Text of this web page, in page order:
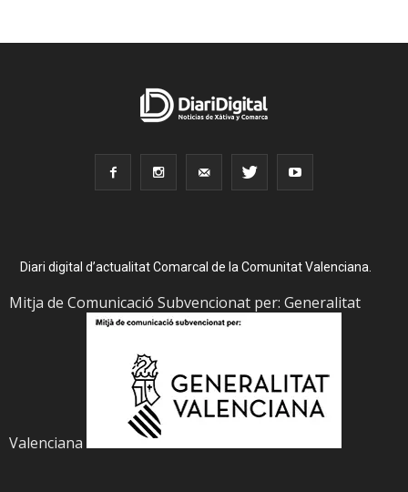
Diari digital d’actualitat Comarcal de la Comunitat Valenciana.
Mitja de Comunicació Subvencionat per: Generalitat
Valenciana